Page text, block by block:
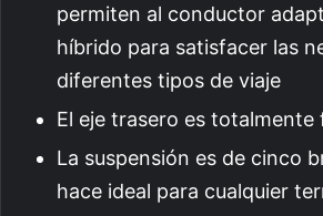
permiten al conductor
híbrido para satisfacer las
diferentes tipos de viaje
El eje trasero es
La suspensión es de cinco
hace ideal para cualquier